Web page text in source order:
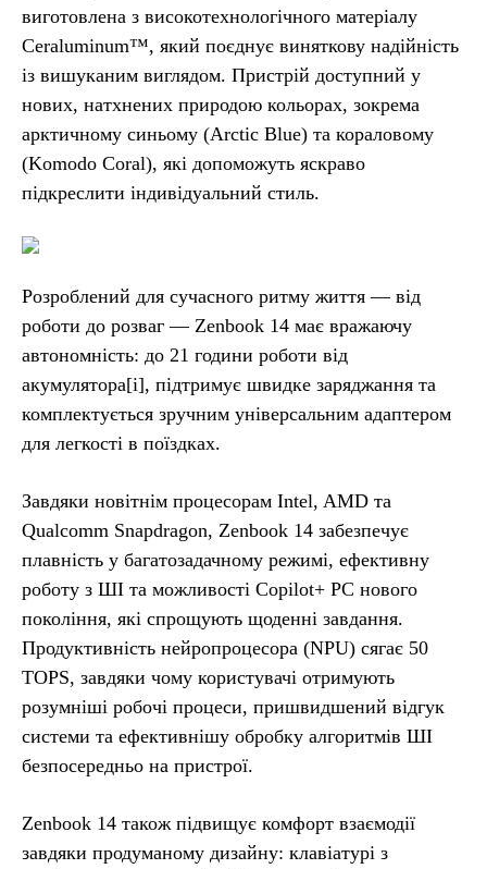
виготовлена з високотехнологічного матеріалу
Ceraluminum™, який поєднує виняткову надійність
із вишуканим виглядом. Пристрій доступний у
нових, натхнених природою кольорах, зокрема
арктичному синьому (Arctic Blue) та кораловому
(Komodo Coral), які допоможуть яскраво
підкреслити індивідуальний стиль.
Розроблений для сучасного ритму життя — від
роботи до розваг — Zenbook 14 має вражаючу
автономність: до 21 години роботи від
акумулятора[i], підтримує швидке заряджання та
комплектується зручним універсальним адаптером
для легкості в поїздках.
Завдяки новітнім процесорам Intel, AMD та
Qualcomm Snapdragon, Zenbook 14 забезпечує
плавність у багатозадачному режимі, ефективну
роботу з ШІ та можливості Copilot+ PC нового
покоління, які спрощують щоденні завдання.
Продуктивність нейропроцесора (NPU) сягає 50
TOPS, завдяки чому користувачі отримують
розумніші робочі процеси, пришвидшений відгук
системи та ефективнішу обробку алгоритмів ШІ
безпосередньо на пристрої.
Zenbook 14 також підвищує комфорт взаємодії
завдяки продуманому дизайну: клавіатурі з